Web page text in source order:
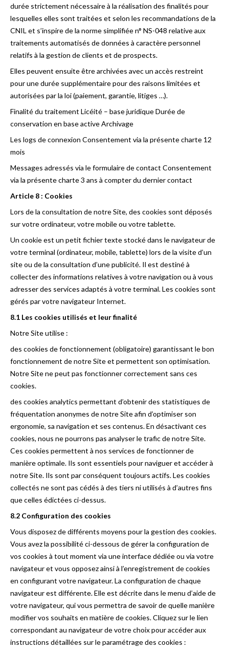
durée strictement nécessaire à la réalisation des finalités pour
lesquelles elles sont traitées et selon les recommandations de la
CNIL et s’inspire de la norme simplifiée n° NS-048 relative aux
traitements automatisés de données à caractère personnel
relatifs à la gestion de clients et de prospects.
Elles peuvent ensuite être archivées avec un accès restreint
pour une durée supplémentaire pour des raisons limitées et
autorisées par la loi (paiement, garantie, litiges …).
Finalité du traitement Licéité – base juridique Durée de
conservation en base active Archivage
Les logs de connexion Consentement via la présente charte 12
mois
Messages adressés via le formulaire de contact Consentement
via la présente charte 3 ans à compter du dernier contact
Article 8 : Cookies
Lors de la consultation de notre Site, des cookies sont déposés
sur votre ordinateur, votre mobile ou votre tablette.
Un cookie est un petit fichier texte stocké dans le navigateur de
votre terminal (ordinateur, mobile, tablette) lors de la visite d’un
site ou de la consultation d’une publicité. Il est destiné à
collecter des informations relatives à votre navigation ou à vous
adresser des services adaptés à votre terminal. Les cookies sont
gérés par votre navigateur Internet.
8.1 Les cookies utilisés et leur finalité
Notre Site utilise :
des cookies de fonctionnement (obligatoire) garantissant le bon
fonctionnement de notre Site et permettent son optimisation.
Notre Site ne peut pas fonctionner correctement sans ces
cookies.
des cookies analytics permettant d’obtenir des statistiques de
fréquentation anonymes de notre Site afin d’optimiser son
ergonomie, sa navigation et ses contenus. En désactivant ces
cookies, nous ne pourrons pas analyser le trafic de notre Site.
Ces cookies permettent à nos services de fonctionner de
manière optimale. Ils sont essentiels pour naviguer et accéder à
notre Site. Ils sont par conséquent toujours actifs. Les cookies
collectés ne sont pas cédés à des tiers ni utilisés à d’autres fins
que celles édictées ci-dessus.
8.2 Configuration des cookies
Vous disposez de différents moyens pour la gestion des cookies.
Vous avez la possibilité ci-dessous de gérer la configuration de
vos cookies à tout moment via une interface dédiée ou via votre
navigateur et vous opposez ainsi à l’enregistrement de cookies
en configurant votre navigateur. La configuration de chaque
navigateur est différente. Elle est décrite dans le menu d’aide de
votre navigateur, qui vous permettra de savoir de quelle manière
modifier vos souhaits en matière de cookies. Cliquez sur le lien
correspondant au navigateur de votre choix pour accéder aux
instructions détaillées sur le paramétrage des cookies :